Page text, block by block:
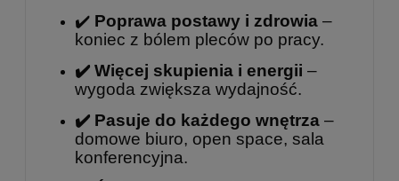
✔️ Poprawa postawy i zdrowia –
koniec z bólem pleców po pracy.
✔️ Więcej skupienia i energii –
wygoda zwiększa wydajność.
✔️ Pasuje do każdego wnętrza –
domowe biuro, open space, sala
konferencyjna.